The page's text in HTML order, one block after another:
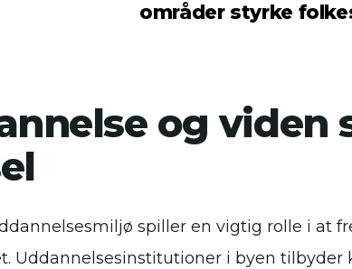
områder styrke
og viden
spiller en vigtig rolle i at
Uddannelsesinstitutioner i byen tilbyder